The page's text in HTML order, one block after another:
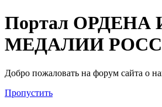
Портал ОРДЕНА
МЕДАЛИИ
Добро пожаловать на форум сайта о
Пропустить